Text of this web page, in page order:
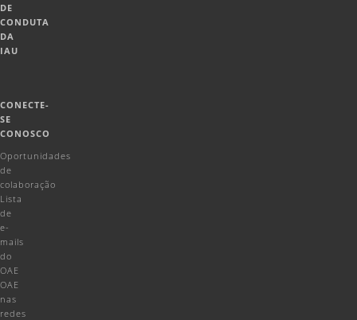
DE
CONDUTA
DA
IAU
CONECTE-
SE
CONOSCO
Oportunidades
de
colaboração
Lista
de
e-
mails
do
OAE
OAE
nas
redes